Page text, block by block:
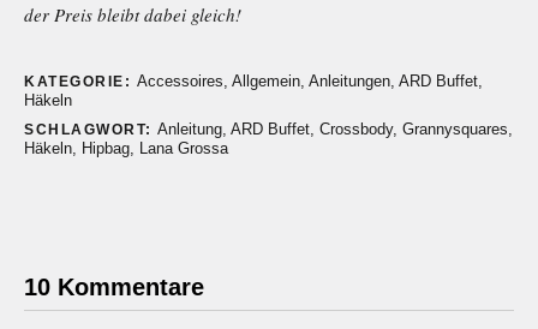
der Preis bleibt dabei gleich!
KATEGORIE: Accessoires Allgemein, Anleitungen, ARD Buffet,
Häkeln
SCHLAGWORT: Anleitung ARD Buffet Crossbody, Grannysquares
Häkeln Hipbag Lana Grossa
10 Kommentare